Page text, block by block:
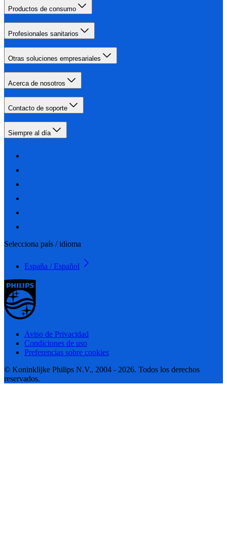
Productos de consumo
Profesionales sanitarios
Otras soluciones empresariales
Acerca de nosotros
Contacto de soporte
Siempre al día
Selecciona país / idioma
España / Español
Aviso de Privacidad
Condiciones de uso
Preferencias sobre cookies
© Koninklijke Philips N.V., 2004 - 2026. Todos los derechos
reservados.